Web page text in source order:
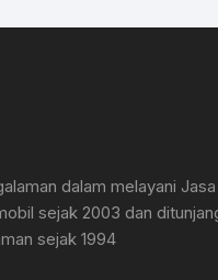
dalam melayani
sejak 2003 dan
sejak 1994